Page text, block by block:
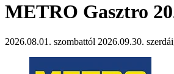
METRO Gasztro
2026.08.01. szombattól 2026.09.30.